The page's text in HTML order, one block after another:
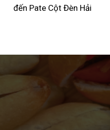
nồi chiên không dầu